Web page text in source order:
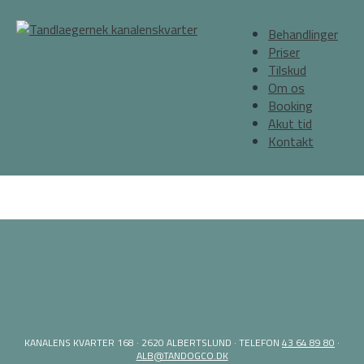
Behandlinger
Priser
Tilskud
Om os
Booking
Akut tid
Kontakt
KANALENS KVARTER 168 · 2620 ALBERTSLUND · TELEFON 43 64 89 80 ·
ALB@TANDOGCO.DK